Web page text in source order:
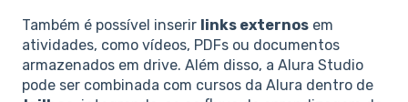
Também é possível inserir links externos em
atividades, como vídeos, PDFs ou documentos
armazenados em drive. Além disso, a Alura Studio
pode ser combinada com cursos da Alura dentro de